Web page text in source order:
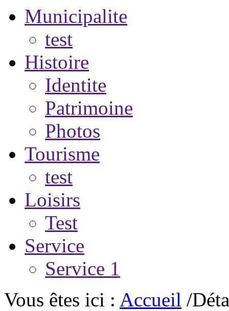
Municipalite
test
Histoire
Identite
Patrimoine
Photos
Tourisme
test
Loisirs
Test
Service
Service 1
Vous êtes ici : Accueil /